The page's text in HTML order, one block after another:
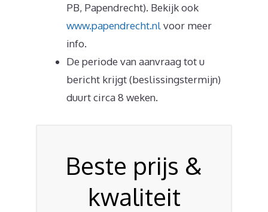
PB, Papendrecht). Bekijk ook
www.papendrecht.nlvoor meer
info.
De periode van aanvraag tot u
bericht krijgt (beslissingstermijn)
duurt circa 8 weken.
Beste prijs &
kwaliteit